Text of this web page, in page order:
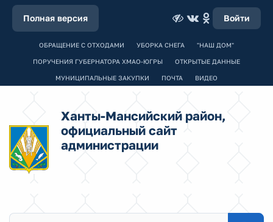
Полная версия Войти
ОБРАЩЕНИЕ С ОТХОДАМИ УБОРКА СНЕГА "НАШ ДОМ"
ПОРУЧЕНИЯ ГУБЕРНАТОРА ХМАО-ЮГРЫ ОТКРЫТЫЕ ДАННЫЕ
МУНИЦИПАЛЬНЫЕ ЗАКУПКИ ПОЧТА ВИДЕО
Ханты-Мансийский район,
официальный сайт
администрации